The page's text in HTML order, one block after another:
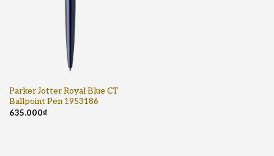
Parker Jotter Royal Blue CT
Ballpoint Pen 1953186
635.000₫